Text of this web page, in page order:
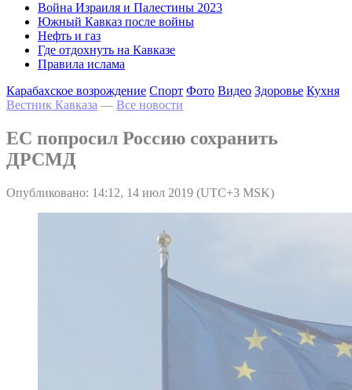
Война Израиля и Палестины 2023
Южный Кавказ после войны
Нефть и газ
Где отдохнуть на Кавказе
Правила ислама
Карабахское возрождение Спорт Фото Видео Здоровье Кухня
Вестник Кавказа — Все новости
ЕС попросил Россию сохранить
ДРСМД
Опубликовано: 14:12, 14 июл 2019 (UTC+3 MSK)